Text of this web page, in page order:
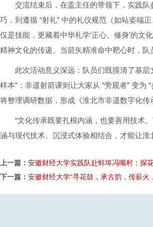
交流结束后，在盖主任的带领下，实践
巧，到遵循 “射礼” 中的礼仪规范（如站姿端
仅是技能，更藏着中华礼学‘正心、修身’的
精神文化的传递。当箭矢精准命中靶心时，
此次活动意义深远：队员们既摸清了基
样本”；非遗射箭课则让大家从 “旁观者” 变
将整理调研数据，形成《淮北市非遗数字化
“文化传承既要扎根内涵，也要善用技术
涵与现代技术、沉浸式体验相结合，才能让
上一篇： 安徽财经大学实践队赴蚌埠冯嘴村：探
下一篇： 安徽财经大学“寻花鼓，承古韵，传薪